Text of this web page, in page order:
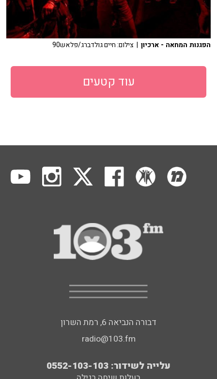
הפגנות המחאה - ארכיון | צילום: חיים גולדברג/פלאש90
עוד קטעים
דבורה הנביאה 6, רמת השרון
radio@103.fm
עלייה לשידור: 0552-103-103